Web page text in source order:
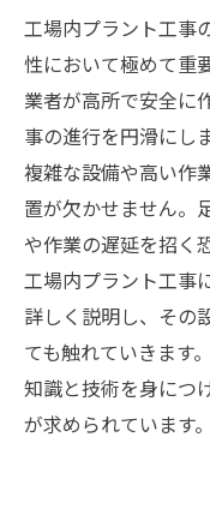
工場内プラント工事
性において極めて重
業者が高所で安全に
事の進行を円滑にし
複雑な設備や高い作
置が欠かせません。
や作業の遅延を招く
工場内プラント工事
詳しく説明し、その
ても触れていきます
知識と技術を身につ
が求められています。